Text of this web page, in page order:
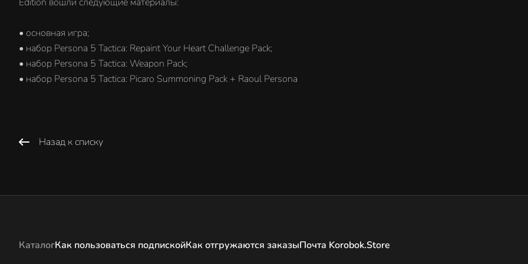
• основная игра;
• набор Persona 5 Tactica: Repaint Your Heart Challenge Pack;
• набор Persona 5 Tactica: Weapon Pack;
• набор Persona 5 Tactica: Picaro Summoning Pack + Raoul Persona
Назад к списку
КаталогКак пользоваться подпискойКак отгружаются заказыПочта Korobok.Store